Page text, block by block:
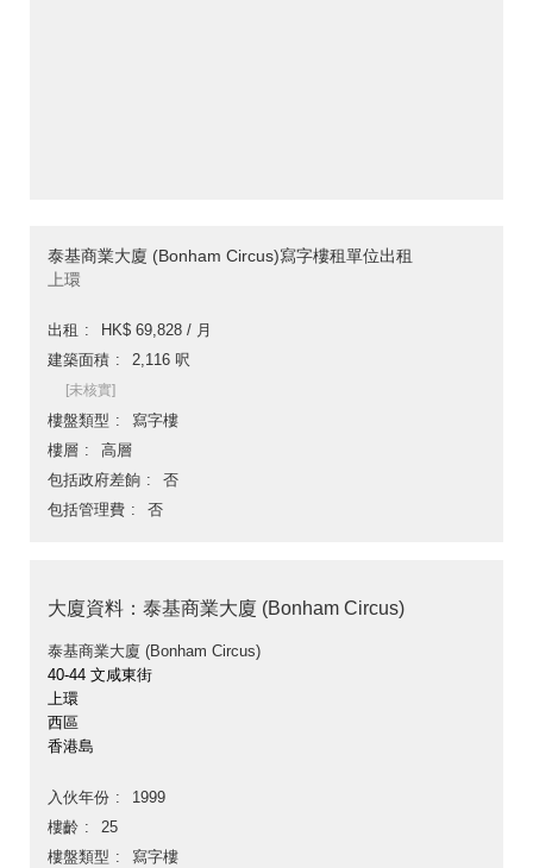
泰基商業大廈 (Bonham Circus)寫字樓租單位出租
上環
出租
HK$ 69,828 / 月
建築面積
2,116 呎
[未核實]
樓盤類型
寫字樓
樓層
高層
包括政府差餉
否
包括管理費
否
大廈資料：泰基商業大廈 (Bonham Circus)
泰基商業大廈 (Bonham Circus)
40-44 文咸東街
上環
西區
香港島
入伙年份
1999
樓齡
25
樓盤類型
寫字樓